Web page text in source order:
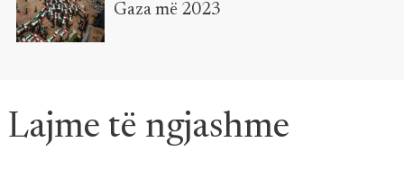
Gaza më 2023
Lajme të ngjashme